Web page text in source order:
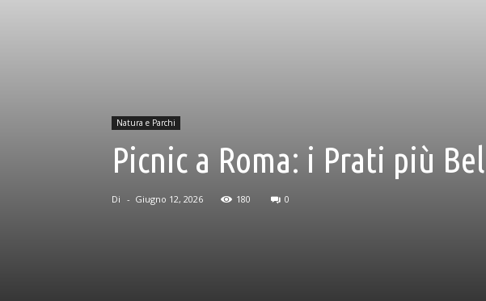
Natura e Parchi
Picnic a Roma: i Prati più
Di - Giugno 12, 2026 180 0